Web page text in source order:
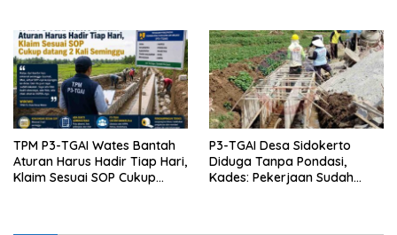
TPM P3-TGAI Wates Bantah
Aturan Harus Hadir Tiap Hari,
Klaim Sesuai SOP Cukup
P3-TGAI Desa Sidokerto
Diduga Tanpa Pondasi,
Kades: Pekerjaan Sudah